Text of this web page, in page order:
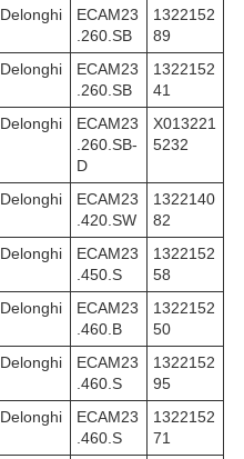
Delonghi
ECAM23
.260.SB
1322152
89
Delonghi
ECAM23
.260.SB
1322152
41
Delonghi
ECAM23
.260.SB-
D
X013221
5232
Delonghi
ECAM23
.420.SW
1322140
82
Delonghi
ECAM23
.450.S
1322152
58
Delonghi
ECAM23
.460.B
1322152
50
Delonghi
ECAM23
.460.S
1322152
95
Delonghi
ECAM23
.460.S
1322152
71